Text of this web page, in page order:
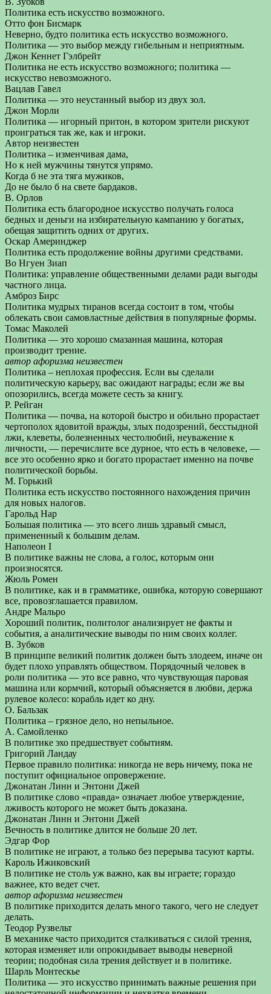
Политика есть искусство возможного.
Отто фон Бисмарк
Неверно, будто политика есть искусство возможного.
Политика — это выбор между гибельным и неприятным.
Джон Кеннет Гэлбрейт
Политика не есть искусство возможного; политика —
искусство невозможного.
Вацлав Гавел
Политика — это неустанный выбор из двух зол.
Джон Морли
Политика — игорный притон, в котором зрители рискуют
проиграться так же, как и игроки.
Автор неизвестен
Политика – изменчивая дама,
Но к ней мужчины тянутся упрямо.
Когда б не эта тяга мужиков,
До не было б на свете бардаков.
В. Орлов
Политика есть благородное искусство получать голоса
бедных и деньги на избирательную кампанию у богатых,
обещая защитить одних от других.
Оскар Америнджер
Политика есть продолжение войны другими средствами.
Во Нгуен Зиап
Политика: управление общественными делами ради выгоды
частного лица.
Амброз Бирс
Политика мудрых тиранов всегда состоит в том, чтобы
облекать свои самовластные действия в популярные формы.
Томас Маколей
Политика — это хорошо смазанная машина, которая
производит трение.
автор афоризма неизвестен
Политика – неплохая профессия. Если вы сделали
политическую карьеру, вас ожидают награды; если же вы
опозорились, всегда можете сесть за книгу.
Р. Рейган
Политика — почва, на которой быстро и обильно прорастает
чертополох ядовитой вражды, злых подозрений, бесстыдной
лжи, клеветы, болезненных честолюбий, неуважение к
личности, — перечислите все дурное, что есть в человеке, —
все это особенно ярко и богато прорастает именно на почве
политической борьбы.
М. Горький
Политика есть искусство постоянного нахождения причин
для новых налогов.
Гарольд Нар
Большая политика — это всего лишь здравый смысл,
примененный к большим делам.
Наполеон I
В политике важны не слова, а голос, которым они
произносятся.
Жюль Ромен
В политике, как и в грамматике, ошибка, которую совершают
все, провозглашается правилом.
Андре Мальро
Хороший политик, политолог анализирует не факты и
события, а аналитические выводы по ним своих коллег.
В. Зубков
В принципе великий политик должен быть злодеем, иначе он
будет плохо управлять обществом. Порядочный человек в
роли политика — это все равно, что чувствующая паровая
машина или кормчий, который объясняется в любви, держа
рулевое колесо: корабль идет ко дну.
О. Бальзак
Политика – грязное дело, но непыльное.
А. Самойленко
В политике эхо предшествует событиям.
Григорий Ландау
Первое правило политика: никогда не верь ничему, пока не
поступит официальное опровержение.
Джонатан Линн и Энтони Джей
В политике слово «правда» означает любое утверждение,
лживость которого не может быть доказана.
Джонатан Линн и Энтони Джей
Вечность в политике длится не больше 20 лет.
Эдгар Фор
В политике не играют, а только без перерыва тасуют карты.
Кароль Ижиковский
В политике не столь уж важно, как вы играете; гораздо
важнее, кто ведет счет.
автор афоризма неизвестен
В политике приходится делать много такого, чего не следует
делать.
Теодор Рузвельт
В механике часто приходится сталкиваться с силой трения,
которая изменяет или опрокидывает выводы неверной
теории; подобная сила трения действует и в политике.
Шарль Монтескье
Политика — это искусство принимать важные решения при